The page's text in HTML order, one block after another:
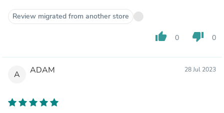
Review migrated from another store
thumb_up 0 thumb_down 0
A ADAM 28 Jul 2023